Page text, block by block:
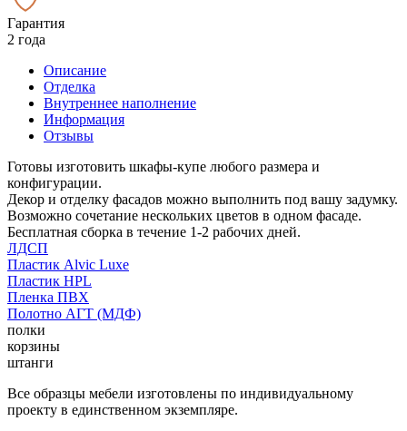
Гарантия
2 года
Описание
Отделка
Внутреннее наполнение
Информация
Отзывы
Готовы изготовить шкафы-купе любого размера и
конфигурации.
Декор и отделку фасадов можно выполнить под вашу задумку.
Возможно сочетание нескольких цветов в одном фасаде.
Бесплатная сборка в течение 1-2 рабочих дней.
ЛДСП
Пластик Alvic Luxe
Пластик HPL
Пленка ПВХ
Полотно АГТ (МДФ)
полки
корзины
штанги
Все образцы мебели изготовлены по индивидуальному
проекту в единственном экземпляре.